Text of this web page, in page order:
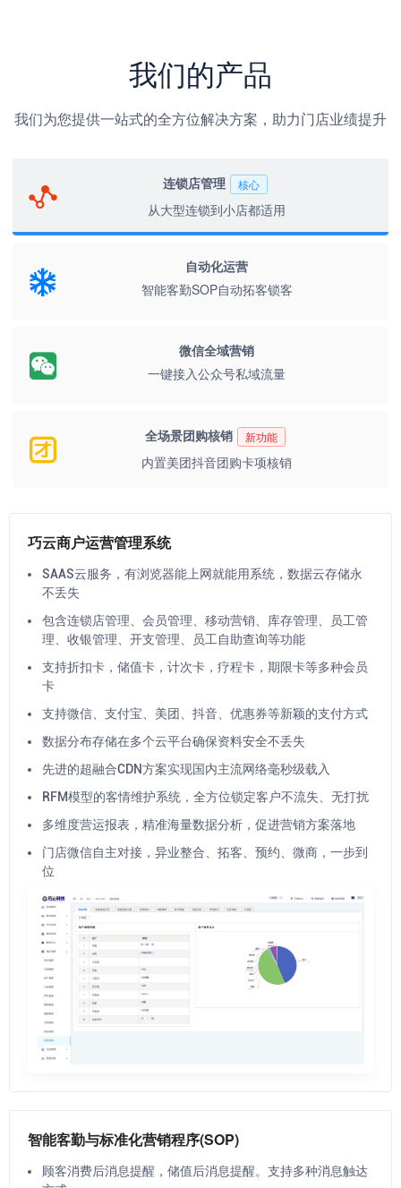
我们的产品
我们为您提供一站式的全方位解决方案，助力门店业绩提升
连锁店管理 核心
从大型连锁到小店都适用
自动化运营
智能客勤SOP自动拓客锁客
微信全域营销
一键接入公众号私域流量
全场景团购核销 新功能
内置美团抖音团购卡项核销
巧云商户运营管理系统
SAAS云服务，有浏览器能上网就能用系统，数据云存储永
不丢失
包含连锁店管理、会员管理、移动营销、库存管理、员工管
理、收银管理、开支管理、员工自助查询等功能
支持折扣卡，储值卡，计次卡，疗程卡，期限卡等多种会员
卡
支持微信、支付宝、美团、抖音、优惠券等新颖的支付方式
数据分布存储在多个云平台确保资料安全不丢失
先进的超融合CDN方案实现国内主流网络毫秒级载入
RFM模型的客情维护系统，全方位锁定客户不流失、无打扰
多维度营运报表，精准海量数据分析，促进营销方案落地
门店微信自主对接，异业整合、拓客、预约、微商，一步到
位
智能客勤与标准化营销程序(SOP)
顾客消费后消息提醒，储值后消息提醒。支持多种消息触达